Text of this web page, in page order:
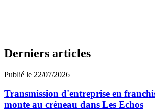
Derniers articles
Publié le 22/07/2026
Transmission d'entreprise en
monte au créneau dans Les Echos